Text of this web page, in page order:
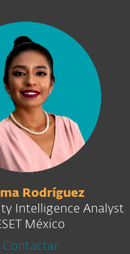
Rodríguez
Intelligence Analyst
México
Contactar